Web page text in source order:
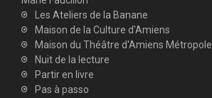
Les Ateliers de la Banane
Maison de la Culture d'Amiens
Maison du Théâtre d'Amiens Métropole
Nuit de la lecture
Partir en livre
Pas à passo